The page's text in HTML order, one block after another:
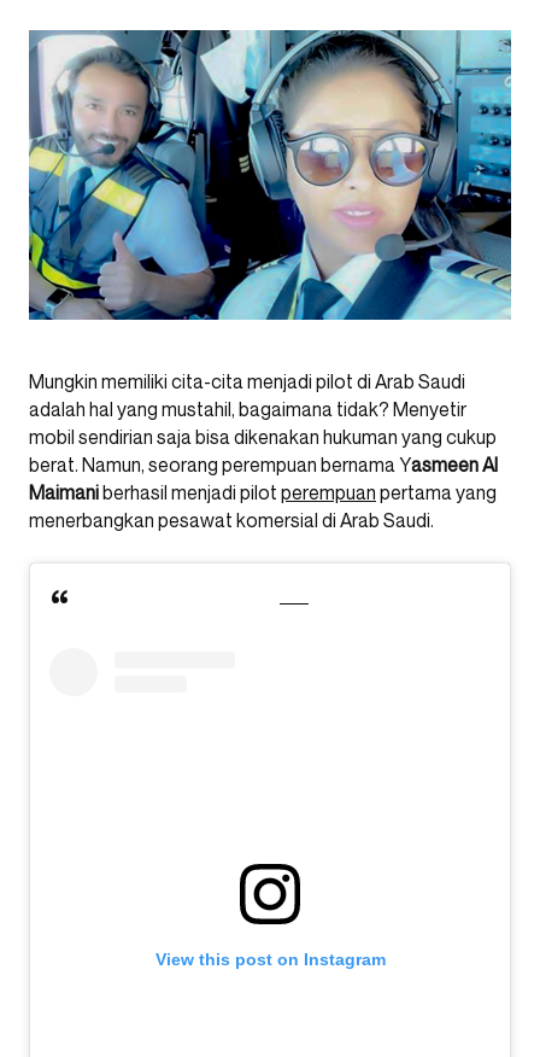
Mungkin memiliki cita-cita menjadi pilot di Arab Saudi
adalah hal yang mustahil, bagaimana tidak? Menyetir
mobil sendirian saja bisa dikenakan hukuman yang cukup
berat. Namun, seorang perempuan bernama Yasmeen Al
Maimaniberhasil menjadi pilot perempuan pertama yang
menerbangkan pesawat komersial di Arab Saudi.
View this post on Instagram